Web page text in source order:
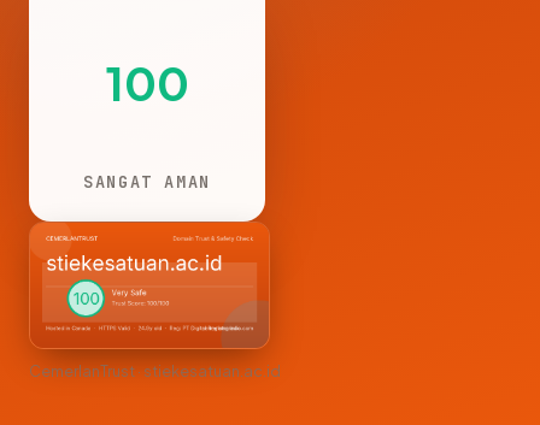
100
SANGAT AMAN
CemerlanTrust · stiekesatuan.ac.id